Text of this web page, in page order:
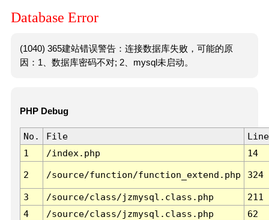
Database Error
(1040) 365建站错误警告：连接数据库失败，可能的原
因：1、数据库密码不对; 2、mysql未启动。
PHP Debug
No. File
Line
1
/index.php 14
2 /source/function/function_extend.php 324
3 /source/class/jzmysql.class.php
211
4
/source/class/jzmysql.class.php
62